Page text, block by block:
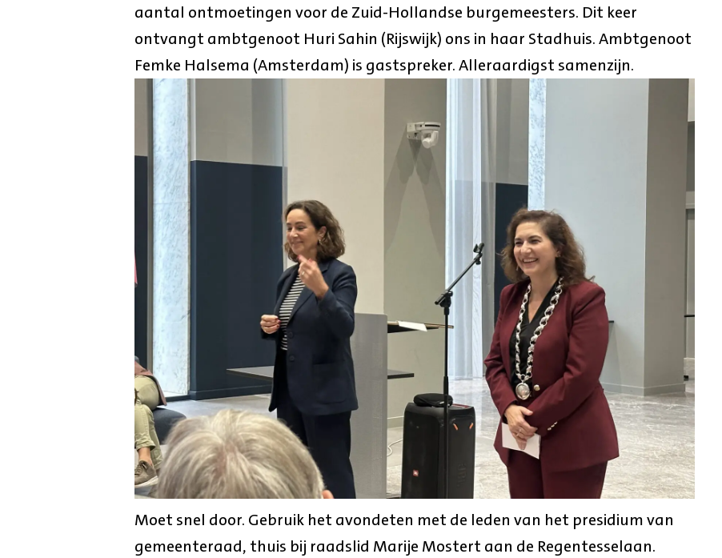
aantal ontmoetingen voor de Zuid-Hollandse burgemeesters. Dit keer
ontvangt ambtgenoot Huri Sahin (Rijswijk) ons in haar Stadhuis. Ambtgenoot
Femke Halsema (Amsterdam) is gastspreker. Alleraardigst samenzijn.
Moet snel door. Gebruik het avondeten met de leden van het presidium van
gemeenteraad, thuis bij raadslid Marije Mostert aan de Regentesselaan.